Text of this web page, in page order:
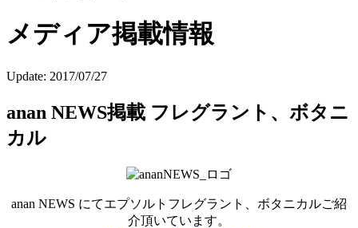
メディア掲載情報
Update: 2017/07/27
anan NEWS掲載 フレグラント、ボタニ
カル
anan NEWS にてエプソルトフレグラント、ボタニカルご紹
介頂いています。